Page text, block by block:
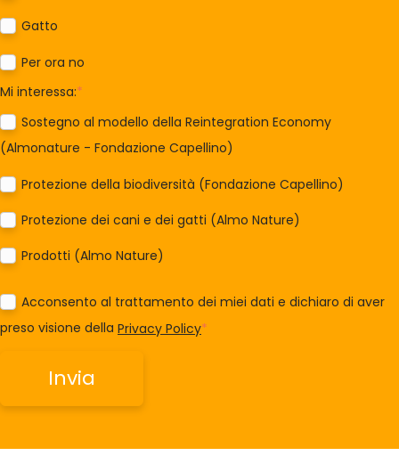
Gatto
Per ora no
Mi interessa:*
Sostegno al modello della Reintegration Economy
(Almonature - Fondazione Capellino)
Protezione della biodiversità (Fondazione Capellino)
Protezione dei cani e dei gatti (Almo Nature)
Prodotti (Almo Nature)
Acconsento al trattamento dei miei dati e dichiaro di aver
preso visione della Privacy Policy*